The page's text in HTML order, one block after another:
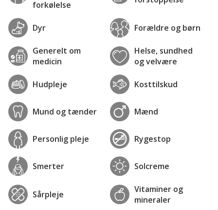
forkølelse
Dyr Forældre og børn
Generelt om
medicin
Helse, sundhed
og velvære
Hudpleje Kosttilskud
Mund og tænder Mænd
Personlig pleje Rygestop
Smerter Solcreme
Sårpleje
Vitaminer og
mineraler